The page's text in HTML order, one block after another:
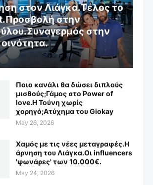
στον Λιάγκα.Τέλος το
στην
στην
Ποιο κανάλι θα δώσει διπλούς
μισθούς;Γάμος στο Power of
love.Η Τούνη χωρίς
χορηγό;Aτύχημα του Giokay
May 26, 2026
Χαμός με τις νέες μεταγραφές.Η
άρνηση του Λιάγκα.Οι influencers
'ψωνάρες' των 10.000€.
May 24, 2026